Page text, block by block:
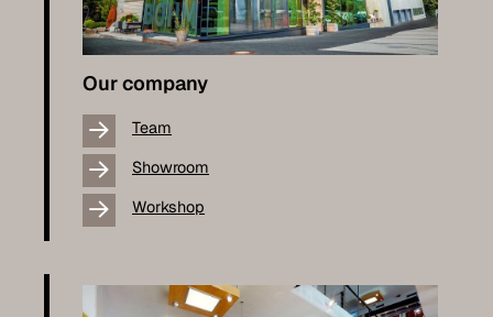
Our company
Team
Showroom
Workshop